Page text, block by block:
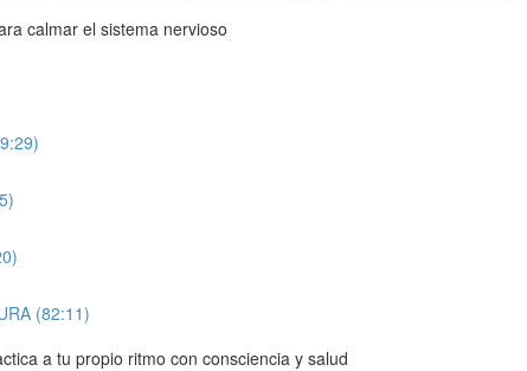
calmar el sistema nervioso
(82:11)
a tu propio ritmo con consciencia y salud